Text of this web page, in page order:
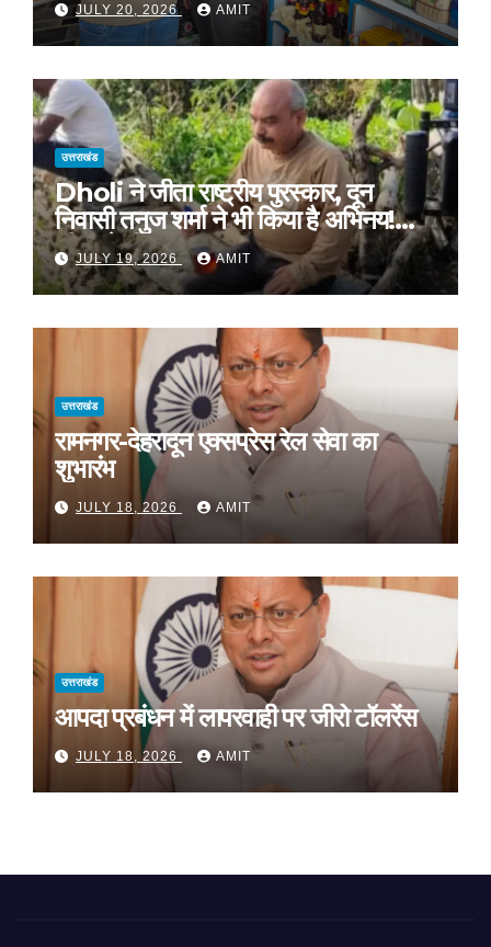
JULY 20, 2026 AMIT
उत्तराखंड
Dholi ने जीता राष्ट्रीय पुरस्कार, दून
निवासी तनुज शर्मा ने भी किया है अभिनय!
सीएम ने दी शुभकामनाएं !
JULY 19, 2026 AMIT
उत्तराखंड
रामनगर-देहरादून एक्सप्रेस रेल सेवा का
शुभारंभ
JULY 18, 2026 AMIT
उत्तराखंड
आपदा प्रबंधन में लापरवाही पर जीरो टॉलरेंस
JULY 18, 2026 AMIT